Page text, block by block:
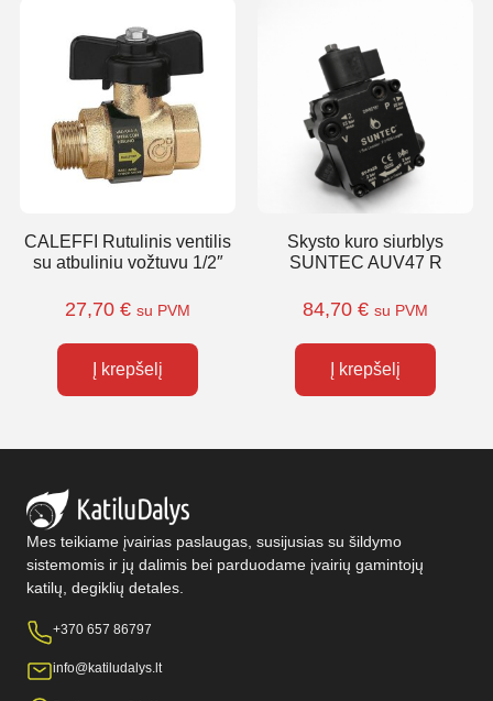
CALEFFI Rutulinis ventilis
su atbuliniu vožtuvu 1/2″
27,70 € su PVM
Į krepšelį
Skysto kuro siurblys
SUNTEC AUV47 R
84,70 € su PVM
Į krepšelį
Mes teikiame įvairias paslaugas, susijusias su šildymo
sistemomis ir jų dalimis bei parduodame įvairių gamintojų
katilų, degiklių detales.
+370 657 86797
info@katiludalys.lt